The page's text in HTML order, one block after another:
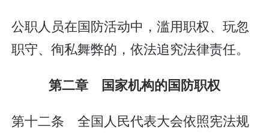
公职人员在国防活动中，滥用职权、玩忽
职守、徇私舞弊的，依法追究法律责任。
第二章 国家机构的国防职权
第十二条 全国人民代表大会依照宪法规